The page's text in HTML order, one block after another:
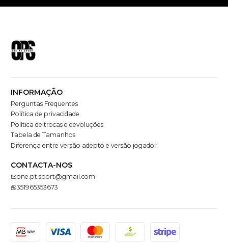
INFORMAÇÃO
Perguntas Frequentes
Política de privacidade
Política de trocas e devoluções
Tabela de Tamanhos
Diferença entre versão adepto e versão jogador
CONTACTA-NOS
one.pt.sport@gmail.com
351965353673